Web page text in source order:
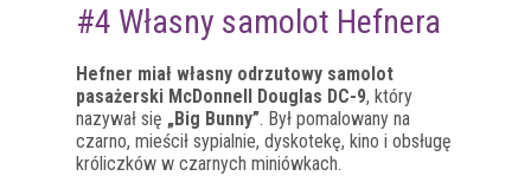
#4 Własny samolot Hefnera
Hefner miał własny odrzutowy samolot
pasażerski McDonnell Douglas DC-9, który
nazywał się „Big Bunny”. Był pomalowany na
czarno, mieścił sypialnie, dyskotekę, kino i obsługę
króliczków w czarnych miniówkach.